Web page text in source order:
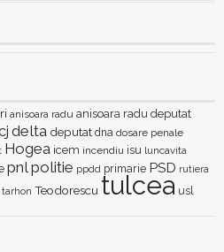
anisoara radu anisoara radu deputat
delta deputat dna dosare penale
Hogea icem incendiu isu luncavita
pnlpolitie ppdd primarie PSD rutiera
tarhon Teodorescu tulcea usl